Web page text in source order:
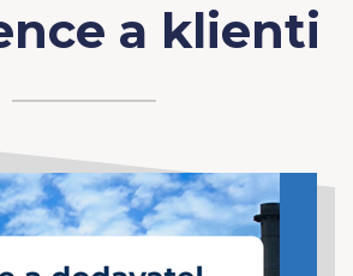
a klienti